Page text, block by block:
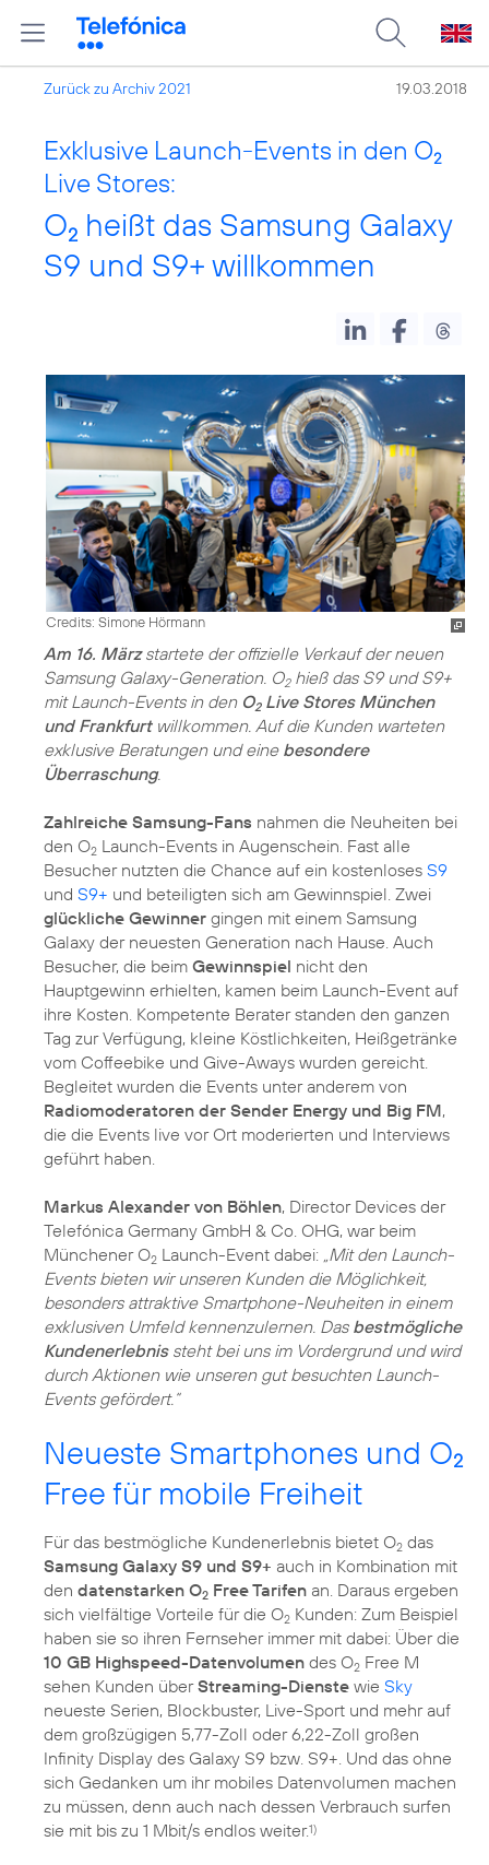
Zurück zu Archiv 2021 19.03.2018
Exklusive Launch-Events in den O2
Live Stores:
O2 heißt das Samsung Galaxy
S9 und S9+ willkommen
Credits: Simone Hörmann
Am 16. Märzstartete der offizielle Verkauf der neuen
Samsung Galaxy-Generation. O2hieß das S9 und S9+
mit Launch-Events in den O2Live Stores München
und Frankfurtwillkommen. Auf die Kunden warteten
exklusive Beratungen und eine besondere
Überraschung.
Zahlreiche Samsung-Fans nahmen die Neuheiten bei
den O2 Launch-Events in Augenschein. Fast alle
Besucher nutzten die Chance auf ein kostenloses S9
und S9+ und beteiligten sich am Gewinnspiel. Zwei
glückliche Gewinner gingen mit einem Samsung
Galaxy der neuesten Generation nach Hause. Auch
Besucher, die beim Gewinnspiel nicht den
Hauptgewinn erhielten, kamen beim Launch-Event auf
ihre Kosten. Kompetente Berater standen den ganzen
Tag zur Verfügung, kleine Köstlichkeiten, Heißgetränke
vom Coffeebike und Give-Aways wurden gereicht.
Begleitet wurden die Events unter anderem von
Radiomoderatoren der Sender Energy und Big FM,
die die Events live vor Ort moderierten und Interviews
geführt haben.
Markus Alexander von Böhlen, Director Devices der
Telefónica Germany GmbH & Co. OHG, war beim
Münchener O2 Launch-Event dabei: „Mit den Launch-
Events bieten wir unseren Kunden die Möglichkeit,
besonders attraktive Smartphone-Neuheiten in einem
exklusiven Umfeld kennenzulernen. Das bestmögliche
Kundenerlebnissteht bei uns im Vordergrund und wird
durch Aktionen wie unseren gut besuchten Launch-
Events gefördert.“
Neueste Smartphones und O2
Free für mobile Freiheit
Für das bestmögliche Kundenerlebnis bietet O2 das
Samsung Galaxy S9 und S9+ auch in Kombination mit
den datenstarken O2 Free Tarifen an. Daraus ergeben
sich vielfältige Vorteile für die O2 Kunden: Zum Beispiel
haben sie so ihren Fernseher immer mit dabei: Über die
10 GB Highspeed-Datenvolumen des O2 Free M
sehen Kunden überStreaming-Dienste wie Sky
neueste Serien, Blockbuster, Live-Sport und mehr auf
dem großzügigen 5,77-Zoll oder 6,22-Zoll großen
Infinity Display des Galaxy S9 bzw. S9+. Und das ohne
sich Gedanken um ihr mobiles Datenvolumen machen
zu müssen, denn auch nach dessen Verbrauch surfen
sie mit bis zu 1 Mbit/s endlos weiter.1)